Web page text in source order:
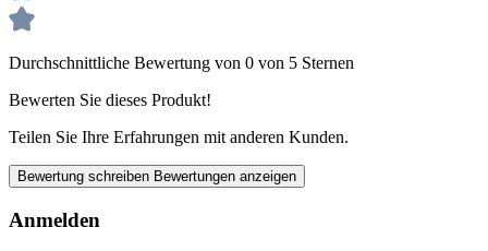
Durchschnittliche Bewertung von 0 von 5 Sternen
Bewerten Sie dieses Produkt!
Teilen Sie Ihre Erfahrungen mit anderen Kunden.
Bewertung schreiben Bewertungen anzeigen
Anmelden